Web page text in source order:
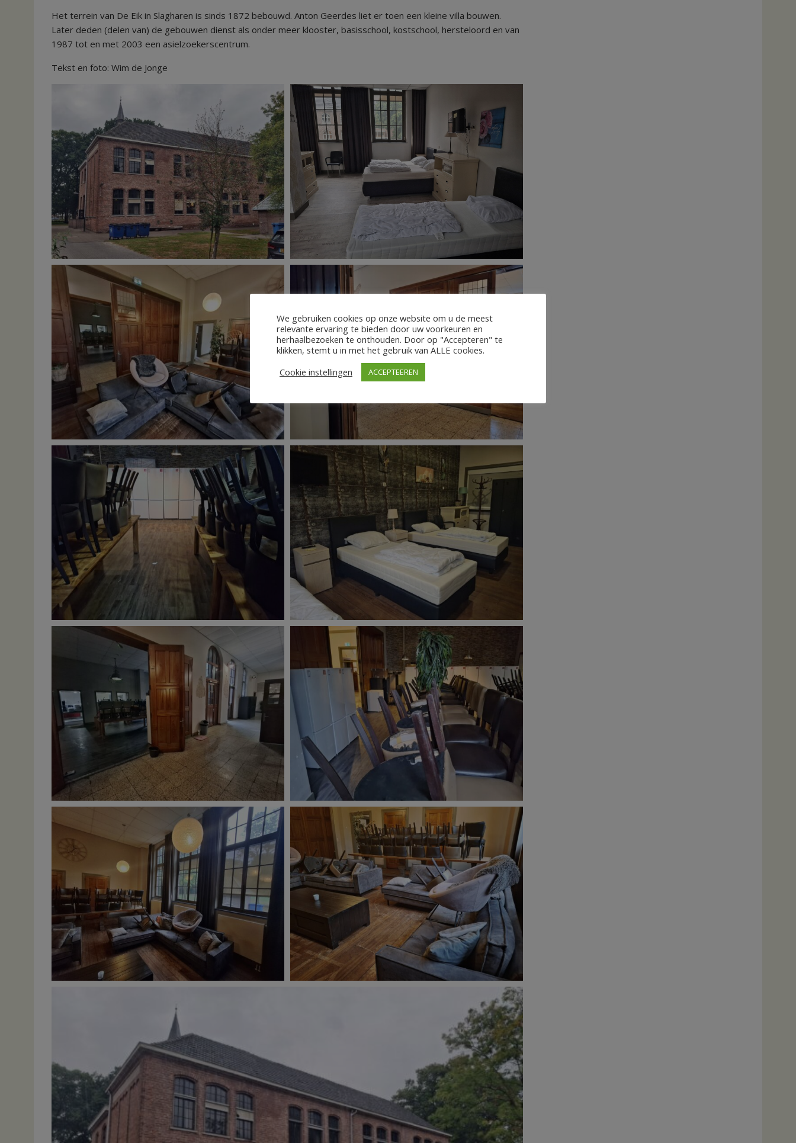
Het terrein van De Eik in Slagharen is sinds 1872 bebouwd. Anton Geerdes liet er toen een kleine villa bouwen.
Later deden (delen van) de gebouwen dienst als onder meer klooster, basisschool, kostschool, hersteloord en van
1987 tot en met 2003 een asielzoekerscentrum.
Tekst en foto: Wim de Jonge
We gebruiken cookies op onze website om u de meest
relevante ervaring te bieden door uw voorkeuren en
herhaalbezoeken te onthouden. Door op "Accepteren" te
klikken, stemt u in met het gebruik van ALLE cookies.
Cookie instellingen
ACCEPTEEREN